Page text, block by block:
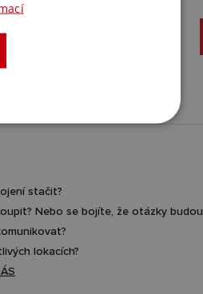
stačit?
Nebo se bojíte, že otázky
lokacích?